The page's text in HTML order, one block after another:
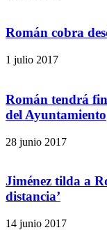
Román cobra
1 julio 2017
Román tendrá
del Ayuntamiento
28 junio 2017
Jiménez tilda a
distancia’
14 junio 2017